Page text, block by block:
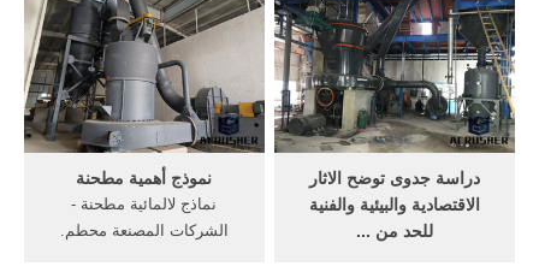
الأضراس الأمامية، لتصلح لطحن
... صياغة وتجميع ... (الإيدز ...
نموذج أهمية مطحنة
نماذج لالمائية مطحنة -
الشركات المصنعة محطم.
دراسة جدوى توضح الاثار
الاقتصادية والبيئية والفنية
للحد من ...